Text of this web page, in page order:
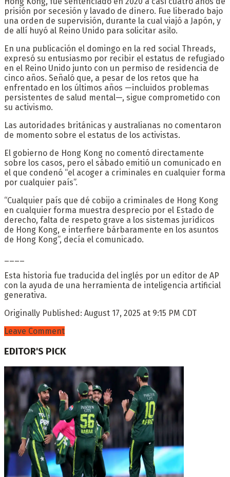
prisión por secesión y lavado de dinero. Fue liberado bajo
una orden de supervisión, durante la cual viajó a Japón, y
de allí huyó al Reino Unido para solicitar asilo.
En una publicación el domingo en la red social Threads,
expresó su entusiasmo por recibir el estatus de refugiado
en el Reino Unido junto con un permiso de residencia de
cinco años. Señaló que, a pesar de los retos que ha
enfrentado en los últimos años —incluidos problemas
persistentes de salud mental—, sigue comprometido con
su activismo.
Las autoridades británicas y australianas no comentaron
de momento sobre el estatus de los activistas.
El gobierno de Hong Kong no comentó directamente
sobre los casos, pero el sábado emitió un comunicado en
el que condenó “el acoger a criminales en cualquier forma
por cualquier país”.
“Cualquier país que dé cobijo a criminales de Hong Kong
en cualquier forma muestra desprecio por el Estado de
derecho, falta de respeto grave a los sistemas jurídicos
de Hong Kong, e interfiere bárbaramente en los asuntos
de Hong Kong”, decía el comunicado.
Esta historia fue traducida del inglés por un editor de AP
con la ayuda de una herramienta de inteligencia artificial
generativa.
Originally Published: August 17, 2025 at 9:15 PM CDT
Leave Comment
EDITOR'S PICK